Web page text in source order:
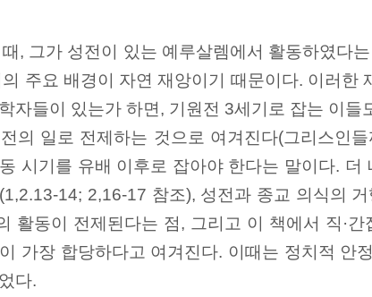
, 그가 성전이 있는 예루살렘에서 활동하였다
주요 배경이 자연 재앙이기 때문이다. 이러
자들이 있는가 하면, 기원전 3세기로 잡는 이
의 일로 전제하는 것으로 여겨진다(그리스인
시기를 유배 이후로 잡아야 한다는 말이다.
14; 2,16-17 참조), 성전과 종교 의식의
활동이 전제된다는 점, 그리고 이 책에서 직·
가장 합당하다고 여겨진다. 이때는 정치적
다.